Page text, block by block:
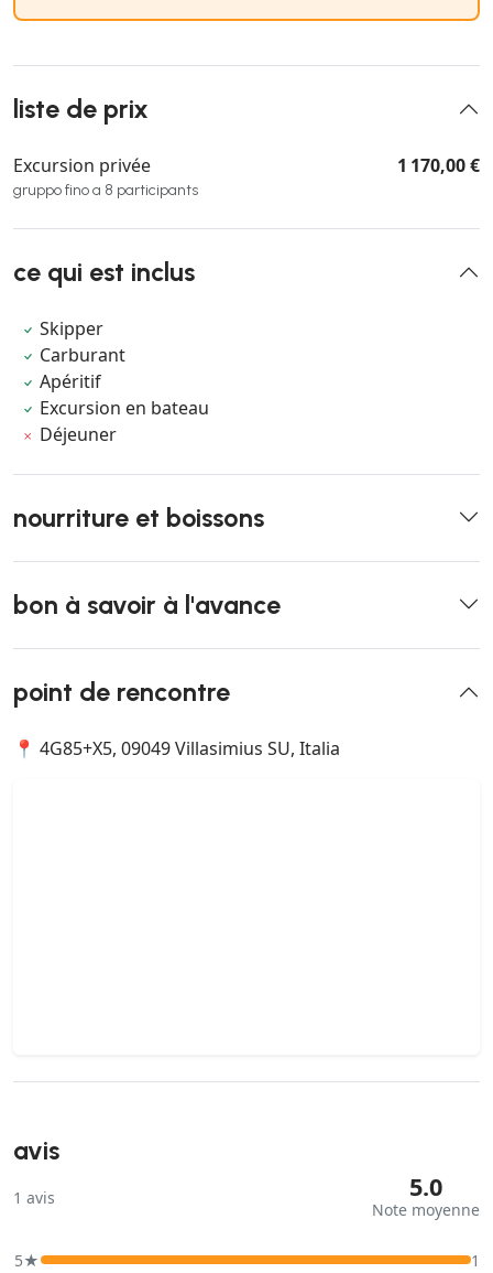
liste de prix
Excursion privée
gruppo fino a 8 participants
1 170,00 €
ce qui est inclus
Skipper
Carburant
Apéritif
Excursion en bateau
Déjeuner
nourriture et boissons
bon à savoir à l'avance
point de rencontre
📍 4G85+X5, 09049 Villasimius SU, Italia
avis
1 avis 5.0
Note moyenne
5★
1